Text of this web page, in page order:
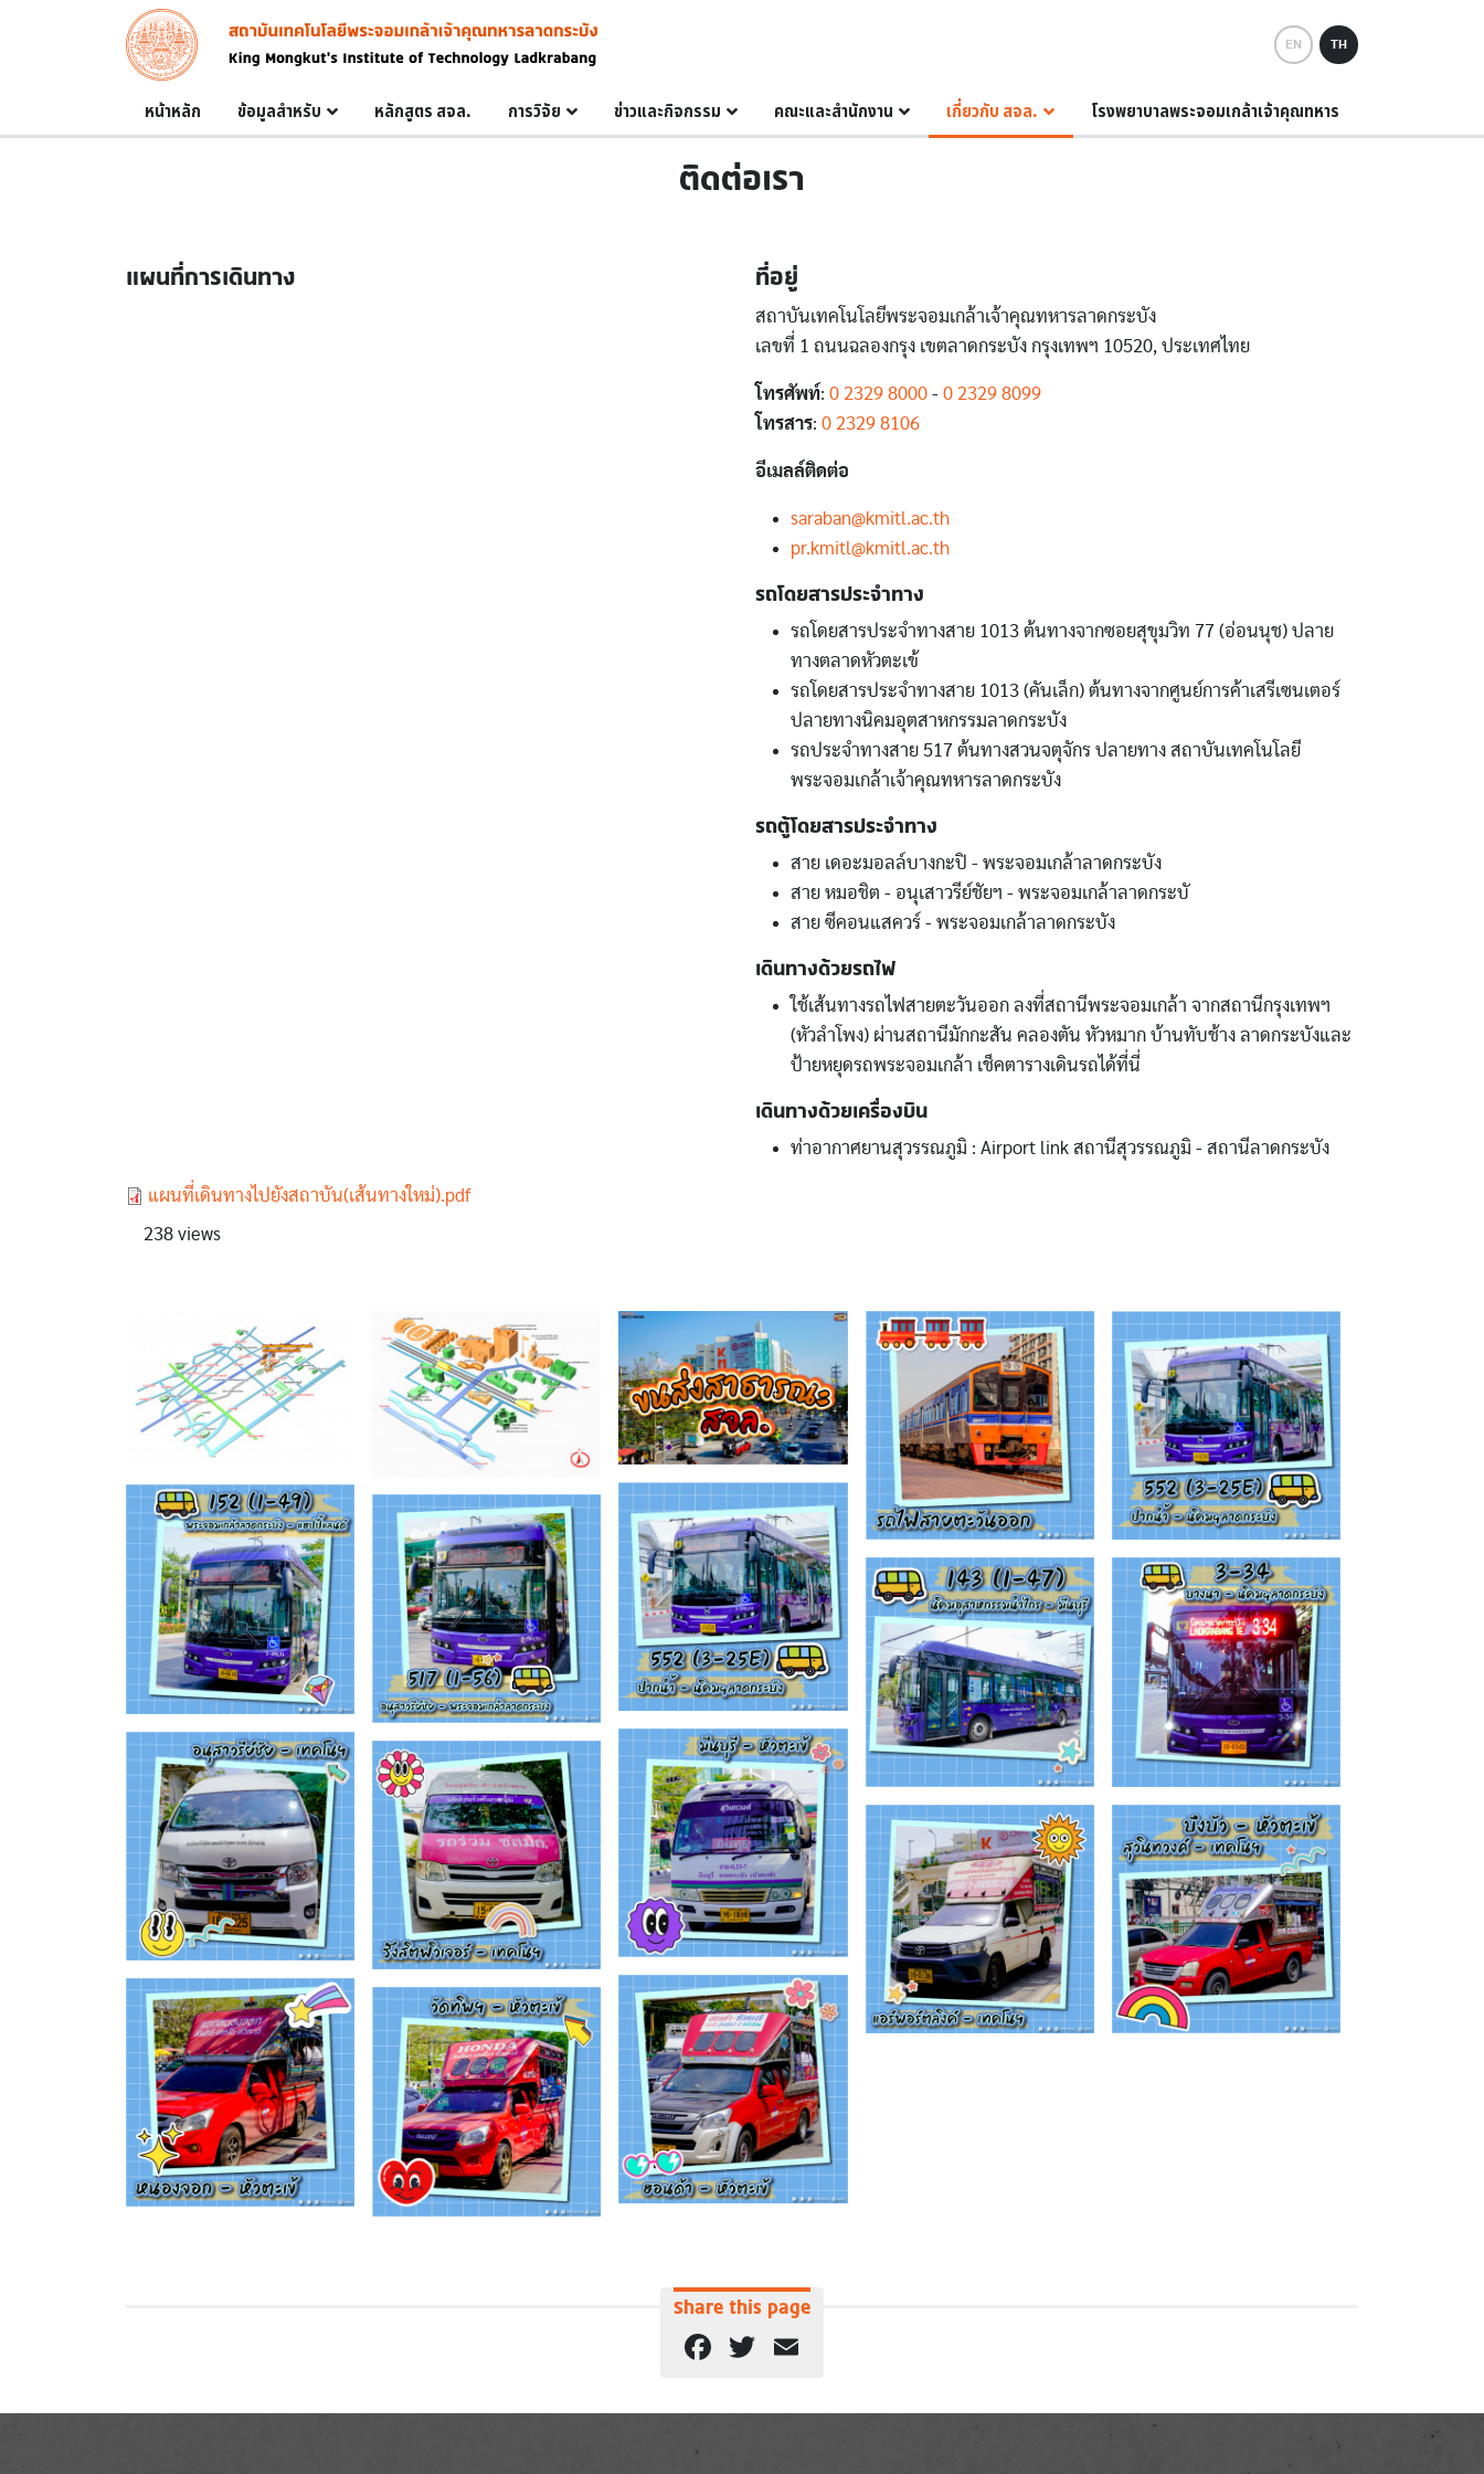
Skip to main content
Image
EN TH
Main navigation
หน้าหลัก ข้อมูลสำหรับ หลักสูตร สจล. การวิจัย ข่าวและกิจกรรม คณะและสำนักงาน เกี่ยวกับ สจล. โรงพยาบาลพระจอมเกล้าเจ้าคุณทหาร
ติดต่อเรา
แผนที่การเดินทาง ที่อยู่
สถาบันเทคโนโลยีพระจอมเกล้าเจ้าคุณทหารลาดกระบัง
เลขที่ 1 ถนนฉลองกรุง เขตลาดกระบัง กรุงเทพฯ 10520, ประเทศไทย
โทรศัพท์: 0 2329 8000 - 0 2329 8099
โทรสาร: 0 2329 8106
อีเมลล์ติดต่อ
saraban@kmitl.ac.th
pr.kmitl@kmitl.ac.th
รถโดยสารประจำทาง
รถโดยสารประจำทางสาย 1013 ต้นทางจากซอยสุขุมวิท 77 (อ่อนนุช) ปลาย
ทางตลาดหัวตะเข้
รถโดยสารประจำทางสาย 1013 (คันเล็ก) ต้นทางจากศูนย์การค้าเสรีเซนเตอร์
ปลายทางนิคมอุตสาหกรรมลาดกระบัง
รถประจำทางสาย 517 ต้นทางสวนจตุจักร ปลายทาง สถาบันเทคโนโลยี
พระจอมเกล้าเจ้าคุณทหารลาดกระบัง
รถตู้โดยสารประจำทาง
สาย เดอะมอลล์บางกะปิ - พระจอมเกล้าลาดกระบัง
สาย หมอชิต - อนุเสาวรีย์ชัยฯ - พระจอมเกล้าลาดกระบั
สาย ซีคอนแสควร์ - พระจอมเกล้าลาดกระบัง
เดินทางด้วยรถไฟ
ใช้เส้นทางรถไฟสายตะวันออก ลงที่สถานีพระจอมเกล้า จากสถานีกรุงเทพฯ
(หัวลำโพง) ผ่านสถานีมักกะสัน คลองตัน หัวหมาก บ้านทับช้าง ลาดกระบังและ
ป้ายหยุดรถพระจอมเกล้า เช็คตารางเดินรถได้ที่นี่
เดินทางด้วยเครื่องบิน
ท่าอากาศยานสุวรรณภูมิ : Airport link สถานีสุวรรณภูมิ - สถานีลาดกระบัง
Document
แผนที่เดินทางไปยังสถาบัน(เส้นทางใหม่).pdf
238 views
Share this page
Facebook
Twitter